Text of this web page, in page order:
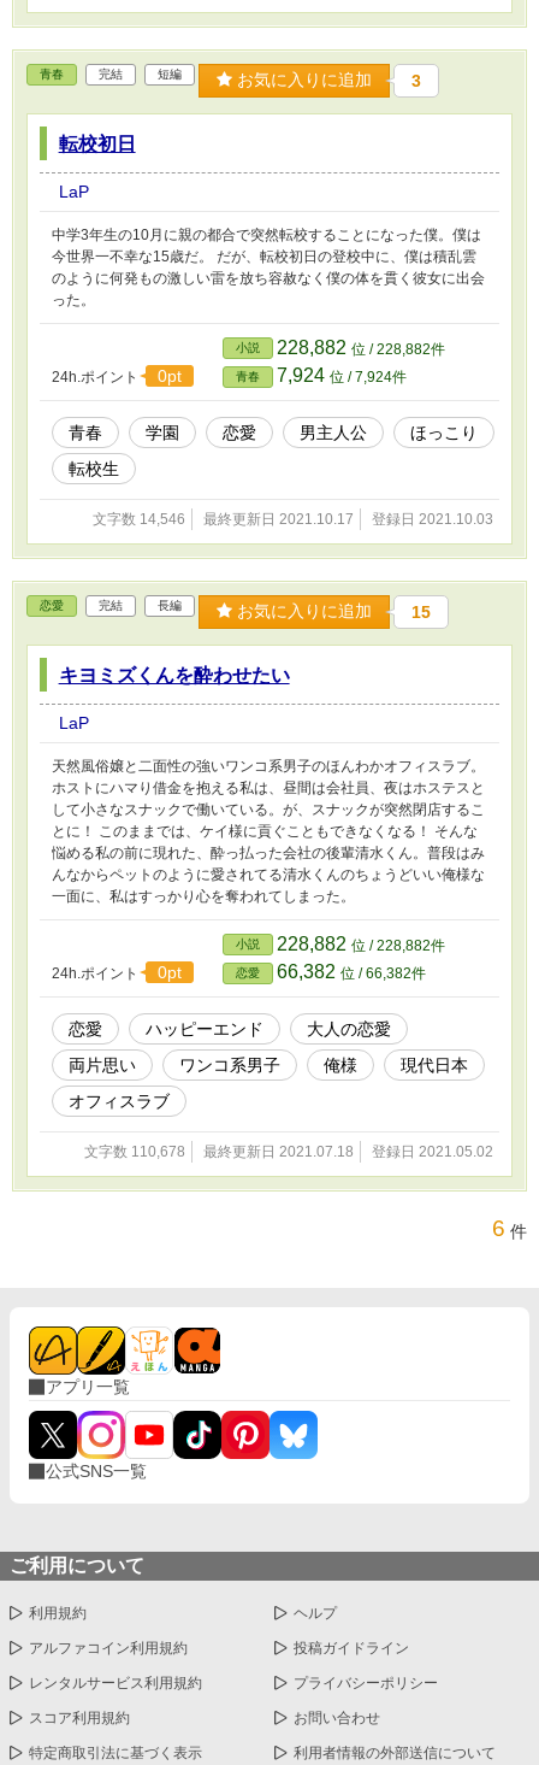
青春 完結 短編 お気に入りに追加 3
転校初日
LaP
中学3年生の10月に親の都合で突然転校することになった僕。僕は
今世界一不幸な15歳だ。 だが、転校初日の登校中に、僕は積乱雲
のように何発もの激しい雷を放ち容赦なく僕の体を貫く彼女に出会
った。
24h.ポイント 0pt
小説 228,882 位 / 228,882件
青春 7,924 位 / 7,924件
青春 学園 恋愛 男主人公
ほっこり
転校生
文字数 14,546 最終更新日 2021.10.17 登録日 2021.10.03
恋愛 完結 長編 お気に入りに追加 15
キヨミズくんを酔わせたい
LaP
天然風俗嬢と二面性の強いワンコ系男子のほんわかオフィスラブ。
ホストにハマり借金を抱える私は、昼間は会社員、夜はホステスと
して小さなスナックで働いている。が、スナックが突然閉店するこ
とに！ このままでは、ケイ様に貢ぐこともできなくなる！ そんな
悩める私の前に現れた、酔っ払った会社の後輩清水くん。普段はみ
んなからペットのように愛されてる清水くんのちょうどいい俺様な
一面に、私はすっかり心を奪われてしまった。
24h.ポイント 0pt
小説 228,882 位 / 228,882件
恋愛 66,382 位 / 66,382件
恋愛 ハッピーエンド
大人の恋愛
両片思い
ワンコ系男子 俺様
現代日本
オフィスラブ
文字数 110,678 最終更新日 2021.07.18 登録日 2021.05.02
6 件
アプリ一覧
公式SNS一覧
ご利用について
利用規約 ヘルプ
アルファコイン利用規約 投稿ガイドライン
レンタルサービス利用規約 プライバシーポリシー
スコア利用規約 お問い合わせ
特定商取引法に基づく表示 利用者情報の外部送信について